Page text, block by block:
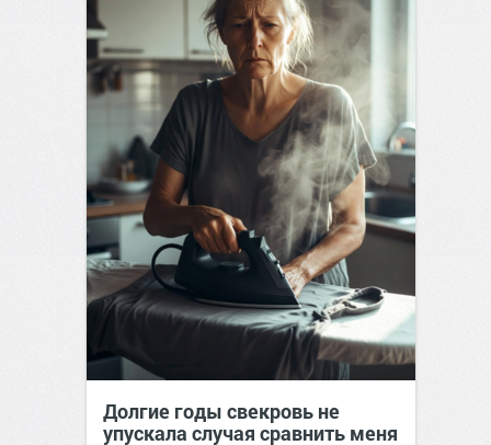
Долгие годы свекровь не
упускала случая сравнить меня